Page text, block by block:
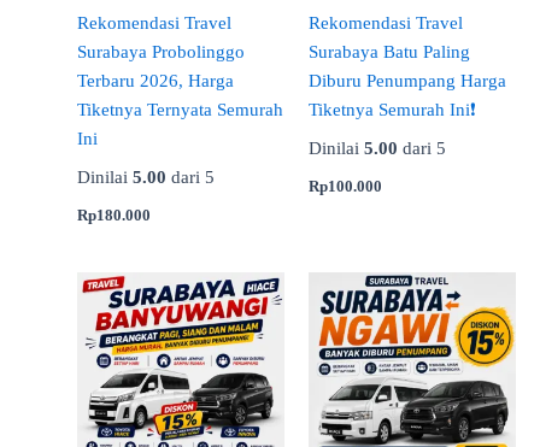
Rekomendasi Travel
Surabaya Probolinggo
Terbaru 2026, Harga
Tiketnya Ternyata Semurah
Ini
Dinilai 5.00 dari 5
Rp180.000
Rekomendasi Travel
Surabaya Batu Paling
Diburu Penumpang Harga
Tiketnya Semurah Ini❗
Dinilai 5.00 dari 5
Rp100.000